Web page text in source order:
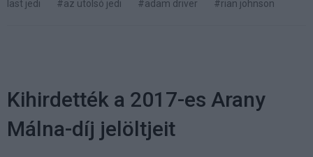
last jedi
#az utolsó jedi #adam driver #rian johnson
Kihirdették a 2017-es Arany
Málna-díj jelöltjeit